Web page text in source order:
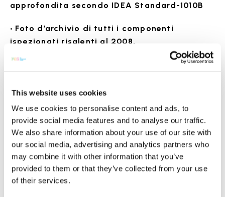
This website uses cookies
We use cookies to personalise content and ads, to
provide social media features and to analyse our traffic.
We also share information about your use of our site with
our social media, advertising and analytics partners who
may combine it with other information that you’ve
provided to them or that they’ve collected from your use
of their services.
approfondita secondo IDEA Standard-1010B
• Foto d’archivio di tutti i componenti
ispezionati risalenti al 2008.
La qualità è
per noi un
dovere
fondamentale.